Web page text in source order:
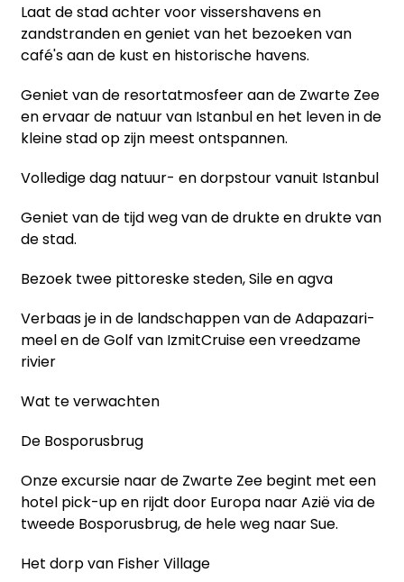
Laat de stad achter voor vissershavens en
zandstranden en geniet van het bezoeken van
café's aan de kust en historische havens.
Geniet van de resortatmosfeer aan de Zwarte Zee
en ervaar de natuur van Istanbul en het leven in de
kleine stad op zijn meest ontspannen.
Volledige dag natuur- en dorpstour vanuit Istanbul
Geniet van de tijd weg van de drukte en drukte van
de stad.
Bezoek twee pittoreske steden, Sile en agva
Verbaas je in de landschappen van de Adapazari-
meel en de Golf van IzmitCruise een vreedzame
rivier
Wat te verwachten
De Bosporusbrug
Onze excursie naar de Zwarte Zee begint met een
hotel pick-up en rijdt door Europa naar Azië via de
tweede Bosporusbrug, de hele weg naar Sue.
Het dorp van Fisher Village